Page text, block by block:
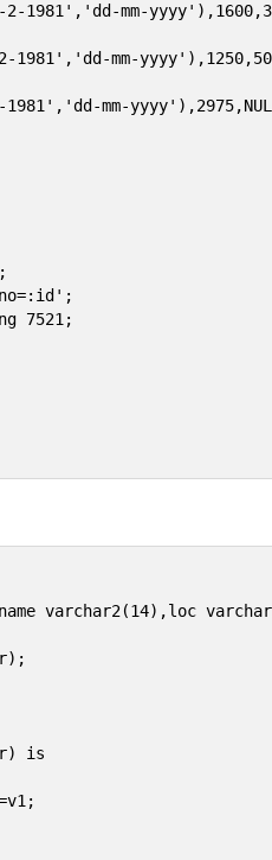
2-1981','dd-mm-
2-1981','dd-mm-
1981','dd-mm-
varchar2(14),loc
is